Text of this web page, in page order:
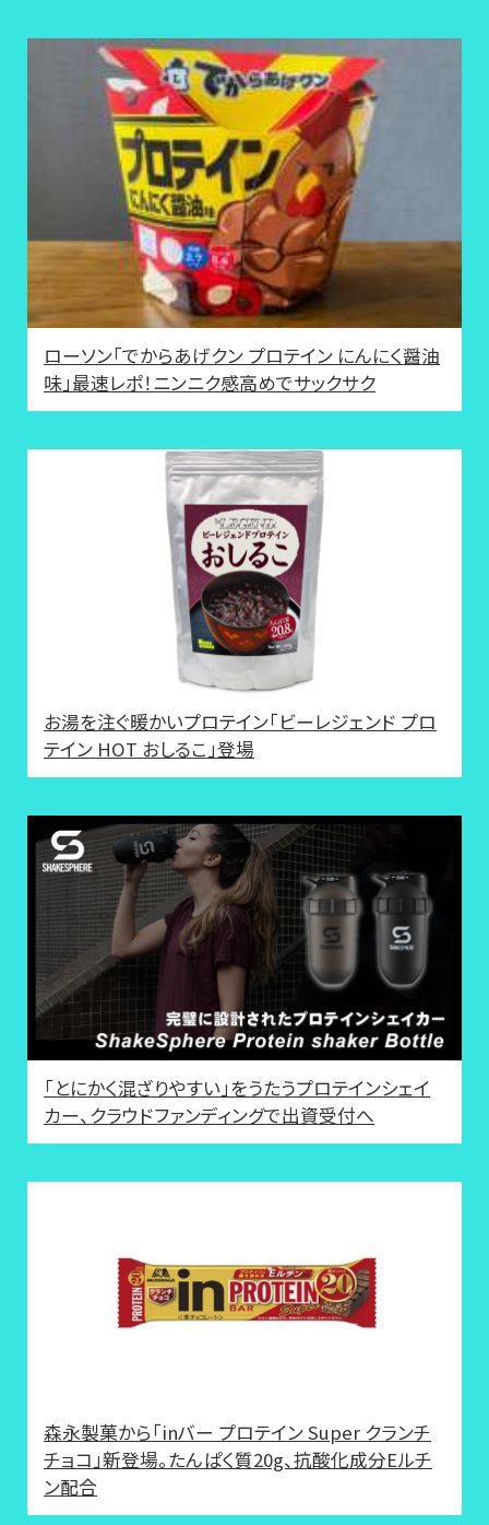
ローソン「でからあげクン プロテイン にんにく醤油
味」最速レポ！ニンニク感高めでサックサク
お湯を注ぐ暖かいプロテイン「ビーレジェンド プロ
テイン HOT おしるこ」登場
「とにかく混ざりやすい」をうたうプロテインシェイ
カー、クラウドファンディングで出資受付へ
森永製菓から「inバー プロテイン Super クランチ
チョコ」新登場。たんぱく質20g、抗酸化成分Eルチ
ン配合